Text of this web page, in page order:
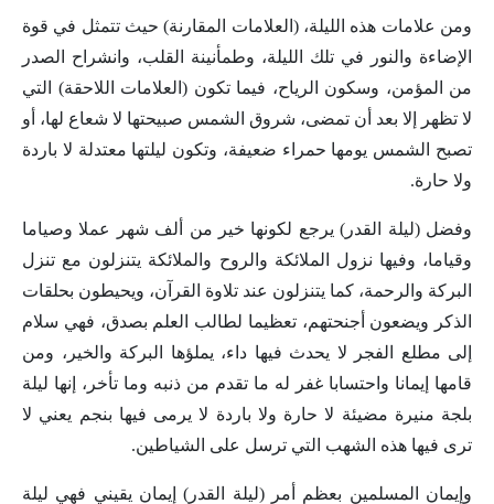
ومن علامات هذه الليلة، (العلامات المقارنة) حيث تتمثل في قوة
الإضاءة والنور في تلك الليلة، وطمأنينة القلب، وانشراح الصدر
من المؤمن، وسكون الرياح، فيما تكون (العلامات اللاحقة) التي
لا تظهر إلا بعد أن تمضى، شروق الشمس صبيحتها لا شعاع لها، أو
تصبح الشمس يومها حمراء ضعيفة، وتكون ليلتها معتدلة لا باردة
ولا حارة.
وفضل (ليلة القدر) يرجع لكونها خير من ألف شهر عملا وصياما
وقياما، وفيها نزول الملائكة والروح والملائكة يتنزلون مع تنزل
البركة والرحمة، كما يتنزلون عند تلاوة القرآن، ويحيطون بحلقات
الذكر ويضعون أجنحتهم، تعظيما لطالب العلم بصدق، فهي سلام
إلى مطلع الفجر لا يحدث فيها داء، يملؤها البركة والخير، ومن
قامها إيمانا واحتسابا غفر له ما تقدم من ذنبه وما تأخر، إنها ليلة
بلجة منيرة مضيئة لا حارة ولا باردة لا يرمى فيها بنجم يعني لا
ترى فيها هذه الشهب التي ترسل على الشياطين.
وإيمان المسلمين بعظم أمر (ليلة القدر) إيمان يقيني فهي ليلة